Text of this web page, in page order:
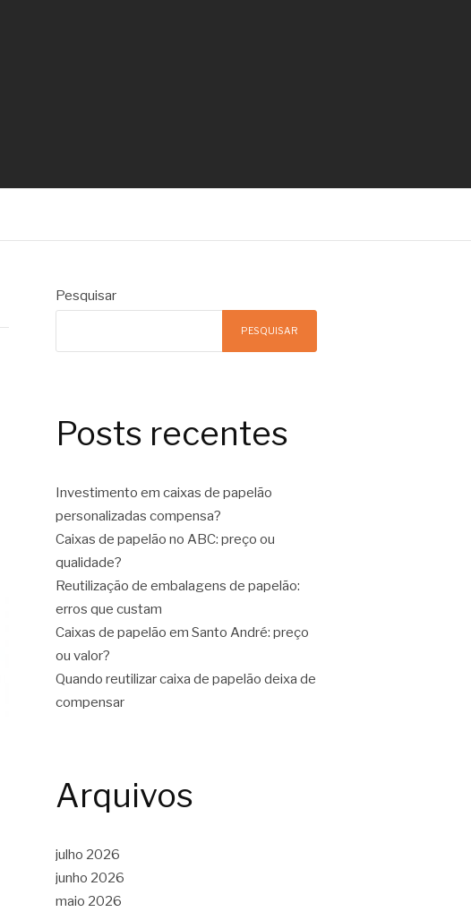
Pesquisar
PESQUISAR
Posts recentes
Investimento em caixas de papelão
personalizadas compensa?
Caixas de papelão no ABC: preço ou
qualidade?
Reutilização de embalagens de papelão:
erros que custam
Caixas de papelão em Santo André: preço
ou valor?
Quando reutilizar caixa de papelão deixa de
compensar
Arquivos
julho 2026
junho 2026
maio 2026